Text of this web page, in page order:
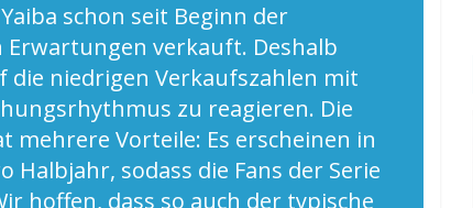
schon seit Beginn der
verkauft. Deshalb
die niedrigen Verkaufszahlen mit
zu reagieren. Die
mehrere Vorteile: Es erscheinen in
sodass die Fans der Serie
hoffen, dass so auch der typische